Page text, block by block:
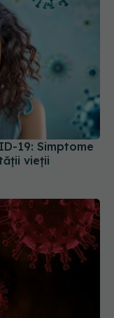
19: Simptome
vieții